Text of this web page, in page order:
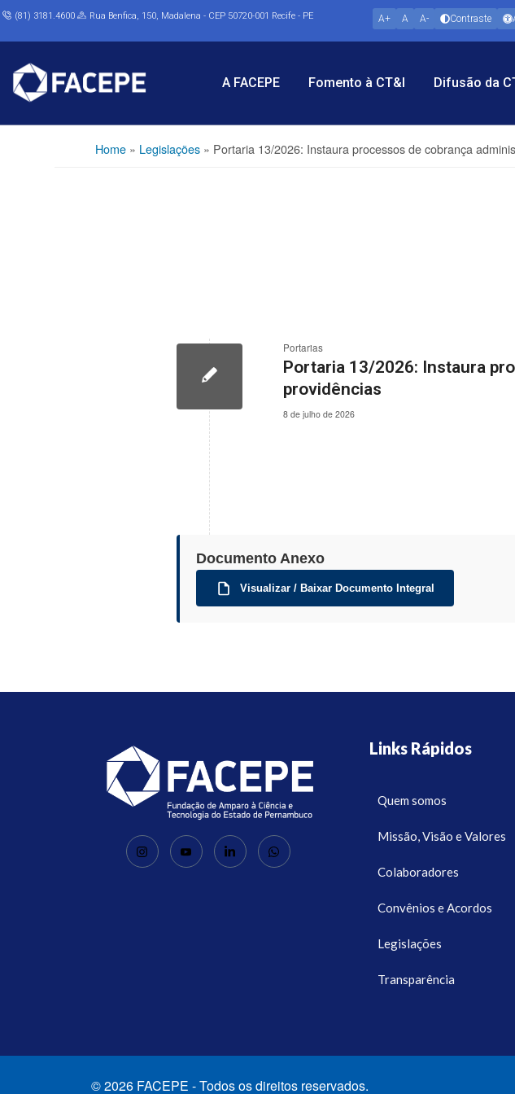
Home » Legislações » Portaria 13/2026: Instaura processos de cobrança
(81) 3181.4600 Rua Benfica, 150, Madalena - CEP 50720-001 Recife - PE A+ A A- Contraste
A FACEPE Fomento à CT&I Difusão da
Portarias
Portaria 13/2026: Instaura
providências
8 de julho de 2026
Documento Anexo
Visualizar / Baixar Documento Integral
Links Rápidos
Quem somos
Missão, Visão e Valores
Colaboradores
Convênios e Acordos
Legislações
Transparência
© 2026 FACEPE - Todos os direitos reservados.